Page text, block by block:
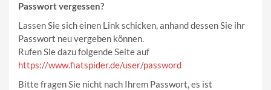
Passwort vergessen?
Lassen Sie sich einen Link schicken, anhand dessen Sie ihr
Passwort neu vergeben können.
Rufen Sie dazu folgende Seite auf
https://www.fiatspider.de/user/password
Bitte fragen Sie nicht nach Ihrem Passwort, es ist